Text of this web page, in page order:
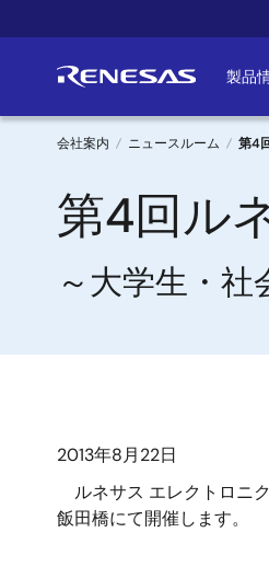
イ
ン
製品
パ
ン
く
会社案内 ニュースルーム 第4
第4回ル
～大学生・
2013年8月22日
ルネサス エレクトロニ
飯田橋にて開催します。